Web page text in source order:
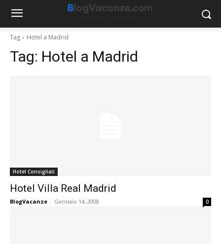
Tag Hotel a Madrid
Tag: Hotel a Madrid
Hotel Consigliati
Hotel Villa Real Madrid
BlogVacanze - Gennaio 14, 2008 0